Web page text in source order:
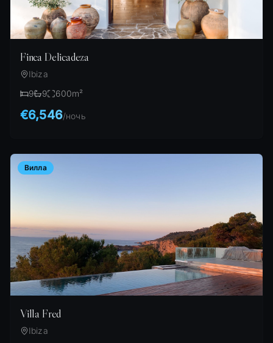
Finca Delicadeza
Ibiza
9
9 600m²
€6,546/ночь
Вилла
Villa Fred
Ibiza